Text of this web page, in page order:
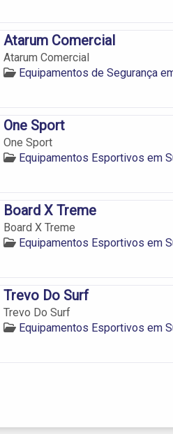
Atarum Comercial
Atarum Comercial
Equipamentos de Segurança
One Sport
One Sport
Equipamentos Esportivos em
Board X Treme
Board X Treme
Equipamentos Esportivos em
Trevo Do Surf
Trevo Do Surf
Equipamentos Esportivos em